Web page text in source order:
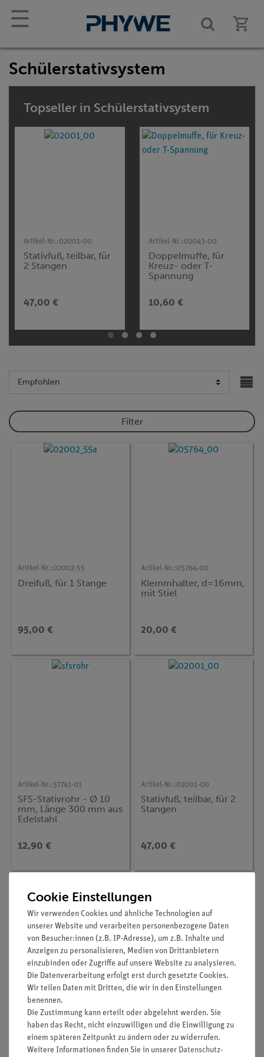
☰
Schülerstativsystem
Topseller in Schülerstativsystem
Artikel-Nr.:02001-00
Stativfuß, teilbar, für
2 Stangen
47,00 €
Artikel-Nr.:02043-00
Doppelmuffe, für
Kreuz- oder T-
Spannung
10,60 €
Filter
Artikel-Nr.:02002-55
Dreifuß, für 1 Stange
95,00 €
Artikel-Nr.:05764-00
Klemmhalter, d=16mm,
mit Stiel
20,00 €
Artikel-Nr.:37741-01
SFS-Stativrohr - Ø 10
mm, Länge 300 mm aus
Edelstahl
12,90 €
Artikel-Nr.:02001-00
Stativfuß, teilbar, für 2
Stangen
47,00 €
Artikel-Nr.:02043-00
Doppelmuffe, für
Kreuz- oder T-
Spannung
SFS-Universalmuffe
Cookie Einstellungen
Wir verwenden Cookies und ähnliche Technologien auf
unserer Website und verarbeiten personenbezogene Daten
von Besucher:innen (z.B. IP-Adresse), um z.B. Inhalte und
Anzeigen zu personalisieren, Medien von Drittanbietern
einzubinden oder Zugriffe auf unsere Website zu analysieren.
Die Datenverarbeitung erfolgt erst durch gesetzte Cookies.
Wir teilen Daten mit Dritten, die wir in den Einstellungen
benennen.
Die Zustimmung kann erteilt oder abgelehnt werden. Sie
haben das Recht, nicht einzuwilligen und die Einwilligung zu
einem späteren Zeitpunkt zu ändern oder zu widerrufen.
Weitere Informationen finden Sie in unserer Daten­schutz­